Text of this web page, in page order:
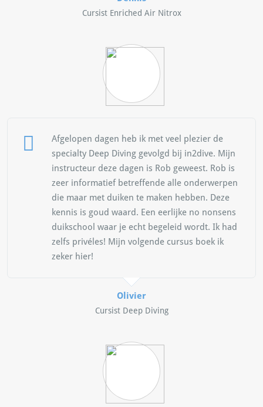
Cursist Enriched Air Nitrox
Afgelopen dagen heb ik met veel plezier de
specialty Deep Diving gevolgd bij in2dive. Mijn
instructeur deze dagen is Rob geweest. Rob is
zeer informatief betreffende alle onderwerpen
die maar met duiken te maken hebben. Deze
kennis is goud waard. Een eerlijke no nonsens
duikschool waar je echt begeleid wordt. Ik had
zelfs privéles! Mijn volgende cursus boek ik
zeker hier!
Olivier
Cursist Deep Diving